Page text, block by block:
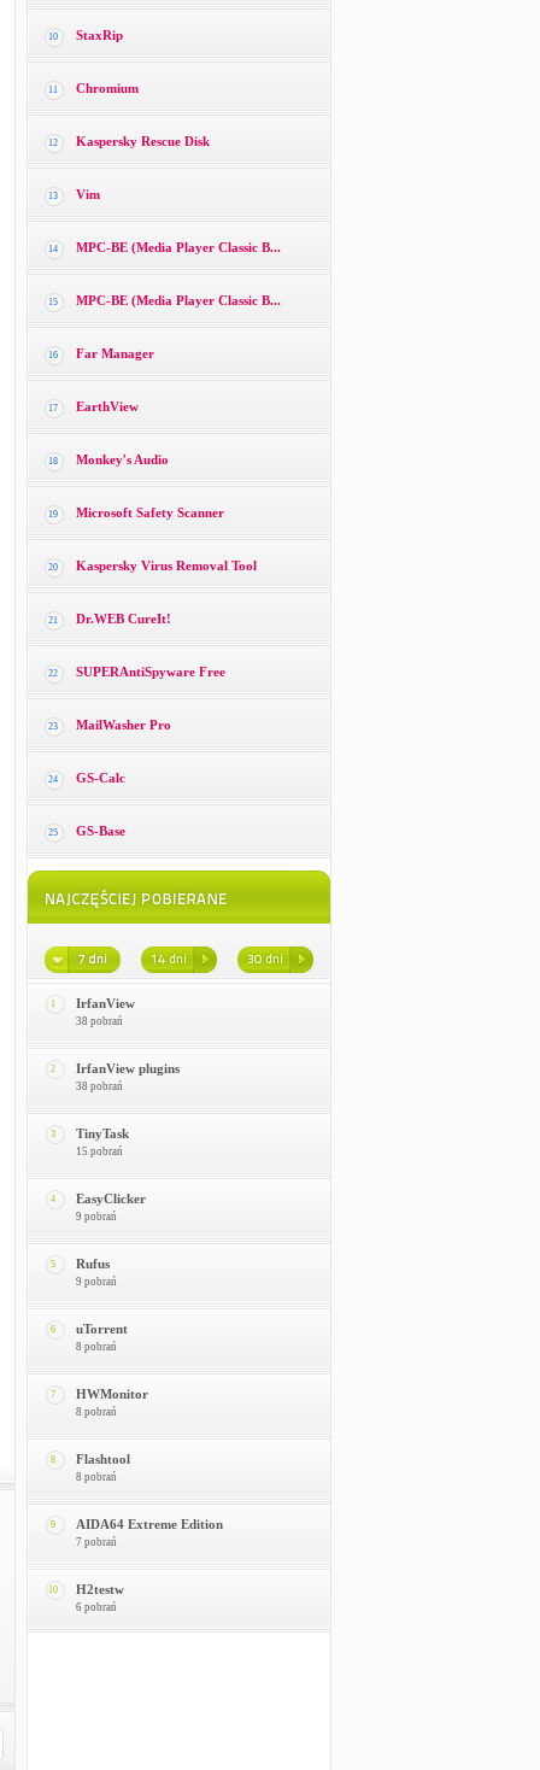
10 StaxRip
11 Chromium
12 Kaspersky Rescue Disk
13 Vim
14 MPC-BE (Media Player Classic B...
15 MPC-BE (Media Player Classic B...
16 Far Manager
17 EarthView
18 Monkey′s Audio
19 Microsoft Safety Scanner
20 Kaspersky Virus Removal Tool
21 Dr.WEB CureIt!
22 SUPERAntiSpyware Free
23 MailWasher Pro
24 GS-Calc
25 GS-Base
1 IrfanView
38 pobrań
2 IrfanView plugins
38 pobrań
3 TinyTask
15 pobrań
4 EasyClicker
9 pobrań
5 Rufus
9 pobrań
6 uTorrent
8 pobrań
7 HWMonitor
8 pobrań
8 Flashtool
8 pobrań
9 AIDA64 Extreme Edition
7 pobrań
10 H2testw
6 pobrań